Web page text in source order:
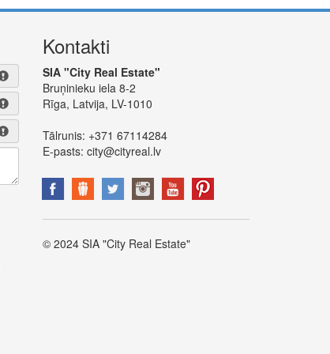
Kontakti
SIA "City Real Estate"
Bruņinieku iela 8-2
Rīga, Latvija, LV-1010
Tālrunis: +371 67114284
E-pasts: city@cityreal.lv
© 2024 SIA "City Real Estate"